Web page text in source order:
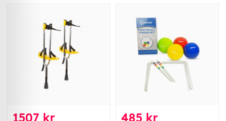
1507 kr 485 kr